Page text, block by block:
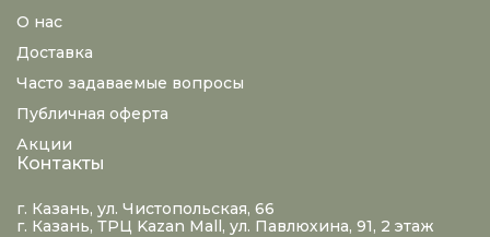
О нас
Доставка
Часто задаваемые вопросы
Публичная оферта
Акции
Контакты
г. Казань, ул. Чистопольская, 66
г. Казань, ТРЦ Kazan Mall, ул. Павлюхина, 91, 2 этаж